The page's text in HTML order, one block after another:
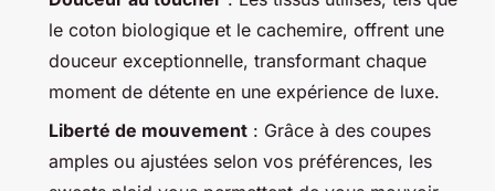
le coton biologique et le cachemire, offrent une
douceur exceptionnelle, transformant chaque
moment de détente en une expérience de luxe.
Liberté de mouvement : Grâce à des coupes
amples ou ajustées selon vos préférences, les